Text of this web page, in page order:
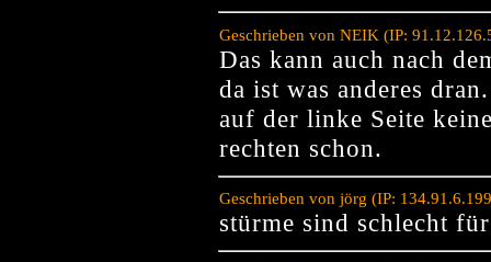
Geschrieben von NEIK (IP:
Das kann auch nach
da ist was anderes
auf der linke Seite
rechten schon.
Geschrieben von jörg (IP:
stürme sind schlecht